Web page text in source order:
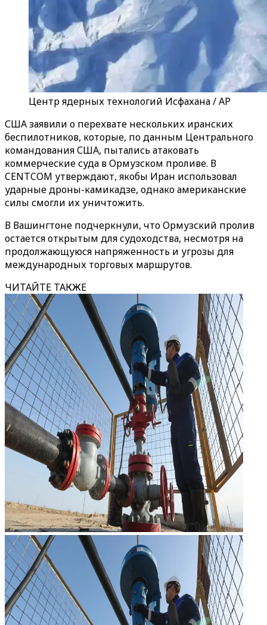
Центр ядерных технологий Исфахана / AP
США заявили о перехвате нескольких иранских
беспилотников, которые, по данным Центрального
командования США, пытались атаковать
коммерческие суда в Ормузском проливе. В
CENTCOM утверждают, якобы Иран использовал
ударные дроны-камикадзе, однако американские
силы смогли их уничтожить.
В Вашингтоне подчеркнули, что Ормузский пролив
остается открытым для судоходства, несмотря на
продолжающуюся напряженность и угрозы для
международных торговых маршрутов.
ЧИТАЙТЕ ТАКЖЕ